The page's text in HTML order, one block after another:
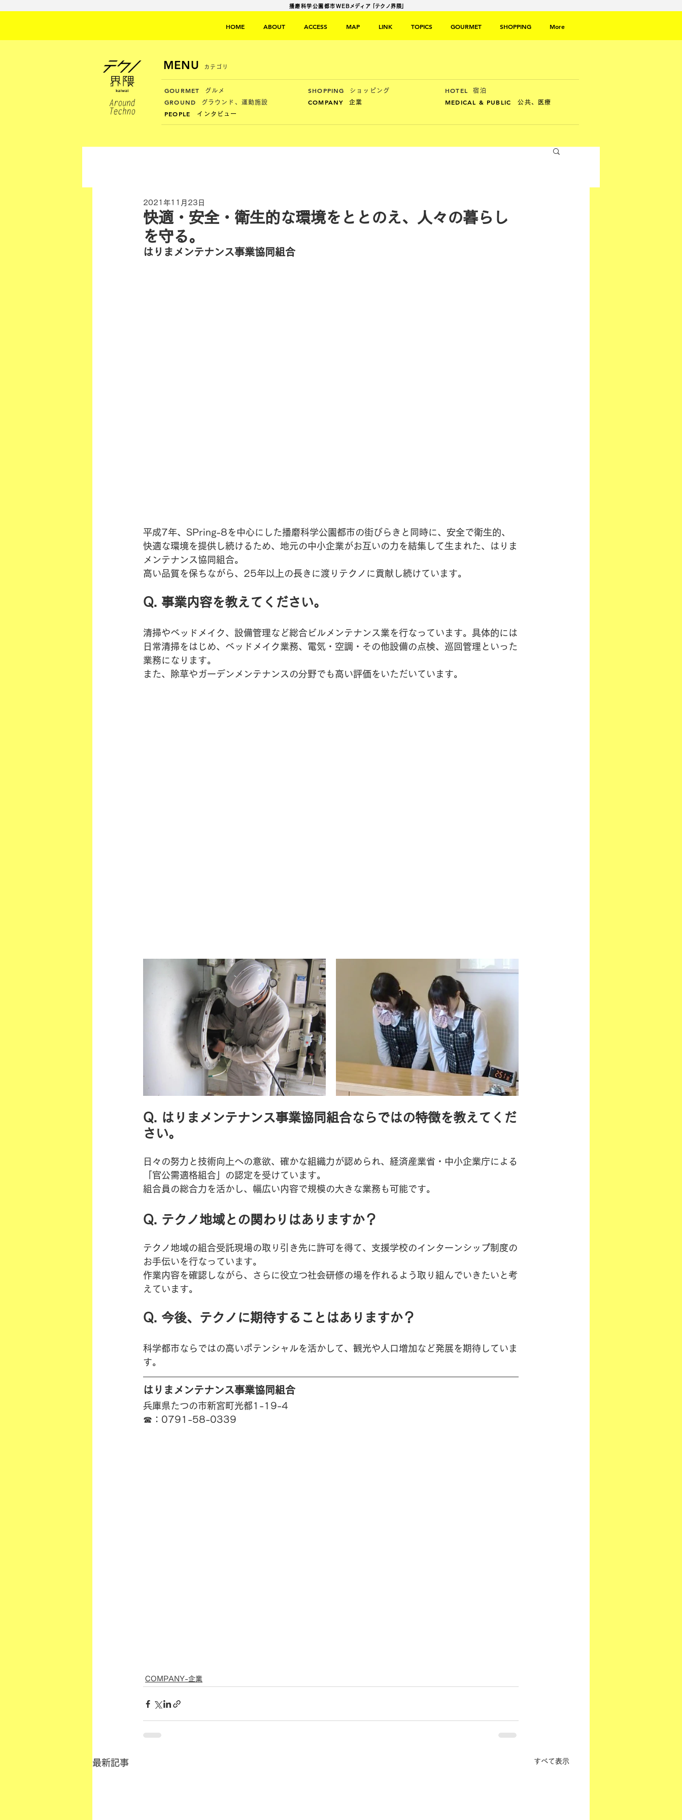
播磨科学公園都市 WE Bメディ ア「テクノ界隈」
HOME ABOUT ACCESS MAP LINK TOPICS GOURMET SHOPPING More
MENU カテゴリ
GOURMET グルメ
GROUND グラウンド、運動施設
PEOPLE インタビュー
SHOPPING ショッピング
COMPANY 企業
HOTEL 宿泊
MEDICAL & PUBLIC 公共、医療
快適・安全・衛生的な環境をととのえ、人々の暮らし
を守る。
2021年11月23日
はりまメンテナンス事業協同組合
平成7年、SPring-8を中心にした播磨科学公園都市の街びらきと同時に、安全で衛生的、
快適な環境を提供し続けるため、地元の中小企業がお互いの力を結集して生まれた、はりま
メンテナンス協同組合。
高い品質を保ちながら、25年以上の長きに渡りテクノに貢献し続けています。
Q. 事業内容を教えてください。
清掃やベッドメイク、設備管理など総合ビルメンテナンス業を行なっています。具体的には
日常清掃をはじめ、ベッドメイク業務、電気・空調・その他設備の点検、巡回管理といった
業務になります。
また、除草やガーデンメンテナンスの分野でも高い評価をいただいています。
Q. はりまメンテナンス事業協同組合ならではの特徴を教えてくだ
さい。
日々の努力と技術向上への意欲、確かな組織力が認められ、経済産業省・中小企業庁による
「官公需適格組合」の認定を受けています。
組合員の総合力を活かし、幅広い内容で規模の大きな業務も可能です。
Q. テクノ地域との関わりはありますか？
テクノ地域の組合受託現場の取り引き先に許可を得て、支援学校のインターンシップ制度の
お手伝いを行なっています。
作業内容を確認しながら、さらに役立つ社会研修の場を作れるよう取り組んでいきたいと考
えています。
Q. 今後、テクノに期待することはありますか？
科学都市ならではの高いポテンシャルを活かして、観光や人口増加など発展を期待していま
す。
はりまメンテナンス事業協同組合
兵庫県たつの市新宮町光都1-19-4
☎︎：0791-58-0339
COMPANY-企業
最新記事 すべて表示